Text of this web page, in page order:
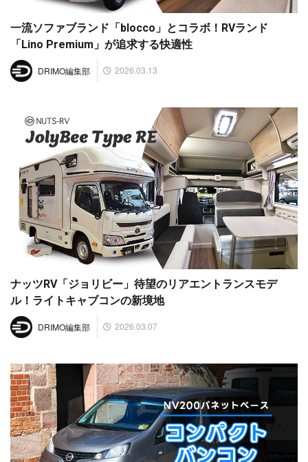
一流ソファブランド「blocco」とコラボ！RVランド
「Lino Premium」が追求する快適性
DRIMO編集部 2026.03.13
ナッツRV「ジョリビー」待望のリアエントランスモデ
ル！ライトキャブコンの新境地
DRIMO編集部 2026.03.07